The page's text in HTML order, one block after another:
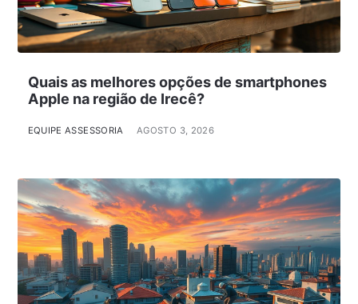
Quais as melhores opções de smartphones
Apple na região de Irecê?
EQUIPE ASSESSORIA AGOSTO 3, 2026